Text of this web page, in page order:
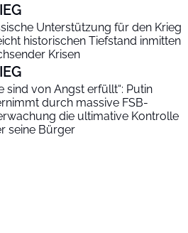
Unterstützung für den Krieg
historischen Tiefstand inmitten
Krisen
sind von Angst erfüllt“: Putin
durch massive FSB-
die ultimative Kontrolle
seine Bürger